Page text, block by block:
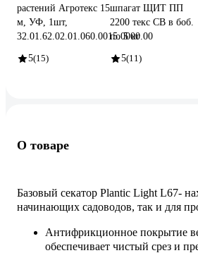
растений Агротекс 15
м, УФ, 1шт,
32.01.62.02.01.060.0015.0000.00
5(15)
шпагат ЩИТ ПП
2200 текс СВ в боб.
по 5 кг
5(11)
О товаре
Базовый секатор Plantic Light L67-
начинающих садоводов, так и для
Антифрикционное покрытие
обеспечивает чистый срез и